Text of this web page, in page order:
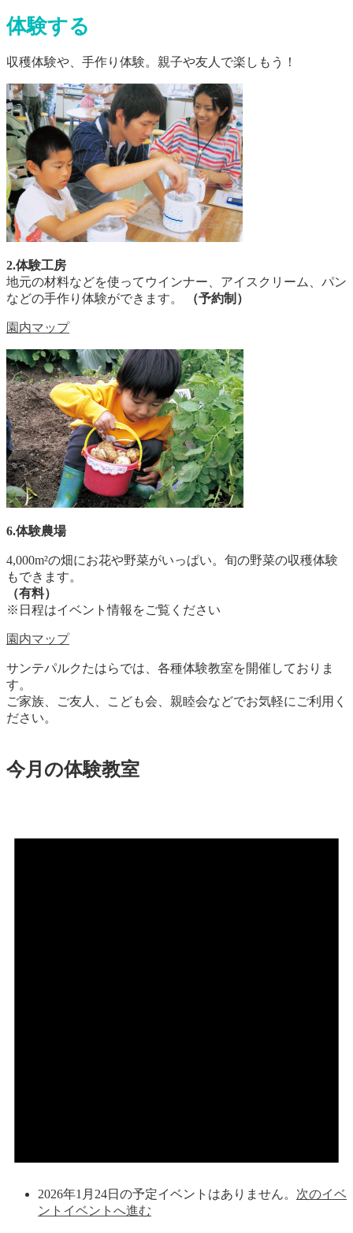
体験する
収穫体験や、手作り体験。親子や友人で楽しもう！
2.体験工房
地元の材料などを使ってウインナー、アイスクリーム、パン
などの手作り体験ができます。
（予約制）
園内マップ
6.体験農場
4,000m²の畑にお花や野菜がいっぱい。旬の野菜の収穫体験
もできます。
（有料）
※日程はイベント情報をご覧ください
園内マップ
サンテパルクたはらでは、各種体験教室を開催しておりま
す。
ご家族、ご友人、こども会、親睦会などでお気軽にご利用く
ださい。
今月の体験教室
2026年1月24日の予定イベントはありません。 次のイベ
ントイベントへ進む